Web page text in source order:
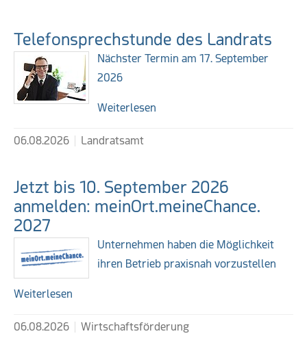
Telefonsprechstunde des Landrats
Nächster Termin am 17. September
2026
Weiterlesen
06.08.2026 Landratsamt
Jetzt bis 10. September 2026
anmelden: meinOrt.meineChance.
2027
Unternehmen haben die Möglichkeit
ihren Betrieb praxisnah vorzustellen
Weiterlesen
06.08.2026 Wirtschaftsförderung